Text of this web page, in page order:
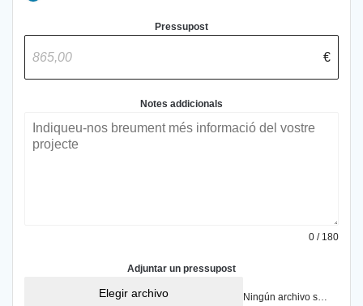
Pressupost
€
Notes addicionals
0 / 180
Adjuntar un pressupost
Elegir archivo Ningún archivo seleccionado